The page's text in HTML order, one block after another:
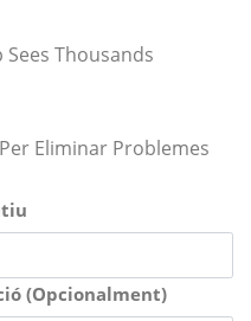
Thousands
Eliminar Problemes
(Opcionalment)